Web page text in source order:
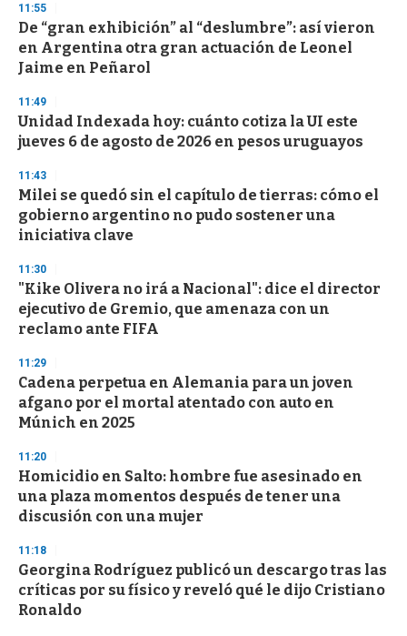
d
s
o
f
3
s
e
c
o
d
s
11:55
De “gran exhibición” al “deslumbre”: así vieron
en Argentina otra gran actuación de Leonel
Jaime en Peñarol
11:49
Unidad Indexada hoy: cuánto cotiza la UI este
jueves 6 de agosto de 2026 en pesos uruguayos
11:43
Milei se quedó sin el capítulo de tierras: cómo el
gobierno argentino no pudo sostener una
iniciativa clave
11:30
"Kike Olivera no irá a Nacional": dice el director
ejecutivo de Gremio, que amenaza con un
reclamo ante FIFA
11:29
Cadena perpetua en Alemania para un joven
afgano por el mortal atentado con auto en
Múnich en 2025
11:20
Homicidio en Salto: hombre fue asesinado en
una plaza momentos después de tener una
discusión con una mujer
11:18
Georgina Rodríguez publicó un descargo tras las
críticas por su físico y reveló qué le dijo Cristiano
Ronaldo